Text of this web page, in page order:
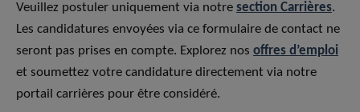
Veuillez postuler uniquement via notre section Carrières.
Les candidatures envoyées via ce formulaire de contact ne
seront pas prises en compte. Explorez nos offres d’emploi
et soumettez votre candidature directement via notre
portail carrières pour être considéré.